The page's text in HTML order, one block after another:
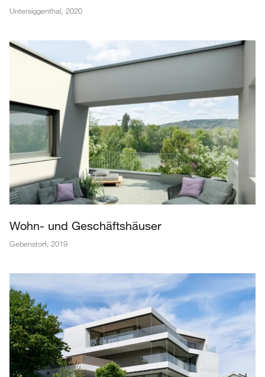
Untersiggenthal, 2020
Wohn- und Geschäftshäuser
Gebenstorf, 2019